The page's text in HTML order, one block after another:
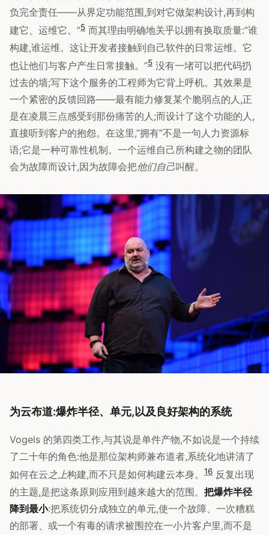
负完全责任——从界定功能范围,到对它做架构设计,再到构
建它、运维它。”5 而其理由明确地关乎以拥有换取质量:”谁
构建,谁运维。这让开发者接触到自己软件的日常运维。它
也让他们与客户产生日常接触。”5 没有一堵可以把代码扔
过去的墙;写下这个服务的工程师为它背上呼机。其效果是
一个紧密的反馈回路——最有能力修复某个脆弱点的人,正
是在凌晨三点感受到那份痛苦的人;而设计了这个功能的人,
直接听到客户的抱怨。在这里,”拥有”不是一句人力资源标
语;它是一种可靠性机制。一个运维自己所构建之物的团队
会为故障而设计,因为故障会把他们自己叫醒。
为云布道:爆炸半径、单元,以及良好架构的系统
Vogels 的第四类工作,与其说是单件产物,不如说是一个持续
了二十年的角色:他是那位架构师兼布道者,系统化地讲清了
如何在云之上构建,而不只是如何构建云本身。 16 反复出现
的主题,是把这条原则应用到越来越大的范围。 把爆炸半径
降到最小:把系统切分成独立的单元,使一个故障、一次糟糕
的部署、或一个有毒的请求被围控在一小片客户里,而不是